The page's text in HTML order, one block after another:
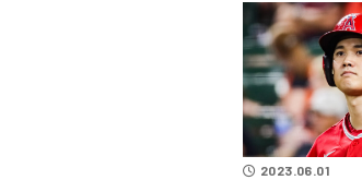
2023.06.01